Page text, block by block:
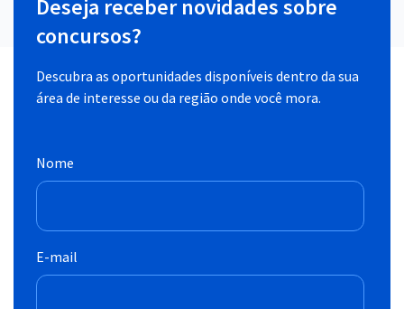
Deseja receber novidades sobre
concursos?
Descubra as oportunidades disponíveis dentro da sua
área de interesse ou da região onde você mora.
Nome
E-mail